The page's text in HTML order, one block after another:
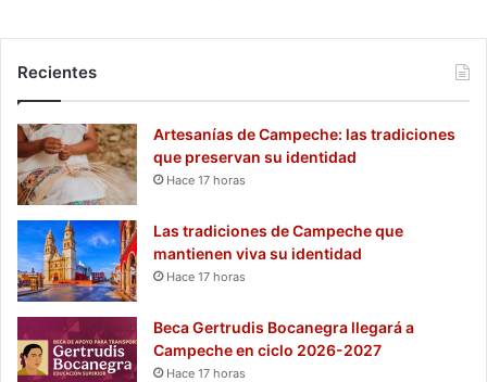
Recientes
Artesanías de Campeche: las tradiciones
que preservan su identidad
Hace 17 horas
Las tradiciones de Campeche que
mantienen viva su identidad
Hace 17 horas
Beca Gertrudis Bocanegra llegará a
Campeche en ciclo 2026-2027
Hace 17 horas